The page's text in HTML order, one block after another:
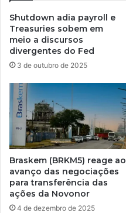
Shutdown adia payroll e
Treasuries sobem em
meio a discursos
divergentes do Fed
3 de outubro de 2025
Braskem (BRKM5) reage ao
avanço das negociações
para transferência das
ações da Novonor
4 de dezembro de 2025